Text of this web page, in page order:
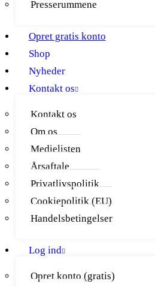
Presserummene
Opret gratis konto
Shop
Nyheder
Kontakt os
Kontakt os
Om os
Medielisten
Årsaftale
Privatlivspolitik
Cookiepolitik (EU)
Handelsbetingelser
Log ind
Opret konto (gratis)